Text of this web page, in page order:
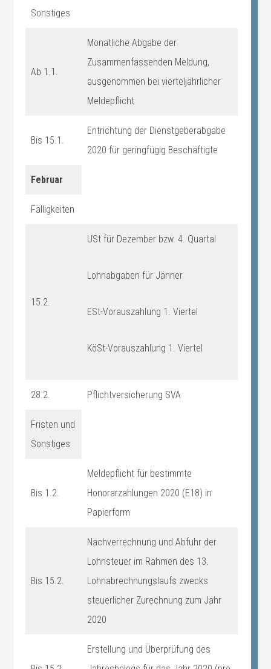
Sonstiges
Ab 1.1.
Monatliche Abgabe der
Zusammenfassenden Meldung,
ausgenommen bei vierteljährlicher
Meldepflicht
Bis 15.1.
Entrichtung der Dienstgeberabgabe
2020 für geringfügig Beschäftigte
Februar
Fälligkeiten
15.2.
USt für Dezember bzw. 4. Quartal
Lohnabgaben für Jänner
ESt-Vorauszahlung 1. Viertel
KöSt-Vorauszahlung 1. Viertel
28.2. Pflichtversicherung SVA
Fristen und
Sonstiges
Bis 1.2.
Meldepflicht für bestimmte
Honorarzahlungen 2020 (E18) in
Papierform
Bis 15.2.
Nachverrechnung und Abfuhr der
Lohnsteuer im Rahmen des 13.
Lohnabrechnungslaufs zwecks
steuerlicher Zurechnung zum Jahr
2020
Erstellung und Überprüfung des